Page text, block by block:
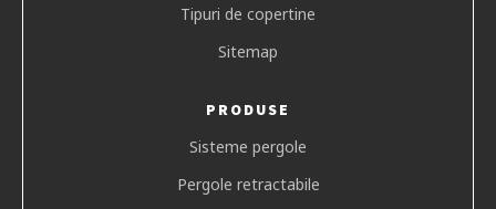
Tipuri de copertine
Sitemap
PRODUSE
Sisteme pergole
Pergole retractabile